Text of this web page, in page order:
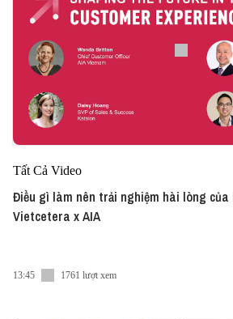
Tất Cả Video
Điều gì làm nên trải nghiệm hài lòng của
Vietcetera x AIA
13:45 1761 lượt xem